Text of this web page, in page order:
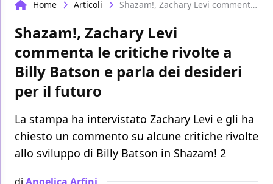
Home Articoli Shazam!, Zachary Levi commenta le critiche rivolte a Billy Batson e parla dei desideri per il futuro
Shazam!, Zachary Levi
commenta le critiche rivolte a
Billy Batson e parla dei desideri
per il futuro
La stampa ha intervistato Zachary Levi e gli ha
chiesto un commento su alcune critiche rivolte
allo sviluppo di Billy Batson in Shazam! 2